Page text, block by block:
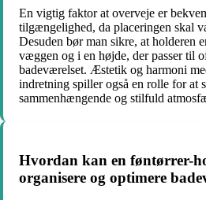
En vigtig faktor at overveje er
tilgængelighed, da placeringen skal
Desuden bør man sikre, at holderen
væggen og i en højde, der passer til
badeværelset. Æstetik og harmoni
indretning spiller også en rolle for at
sammenhængende og stilfuld
Hvordan kan en føntørrer-
organisere og optimere